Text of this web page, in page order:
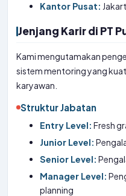
Kantor Pusat:
Jenjang Karir di PT
Kami mengutamakan
sistem mentoring yang
karyawan.
Struktur Jabatan
Entry Level: Fresh
Junior Level:
Senior Level:
Manager Level:
planning